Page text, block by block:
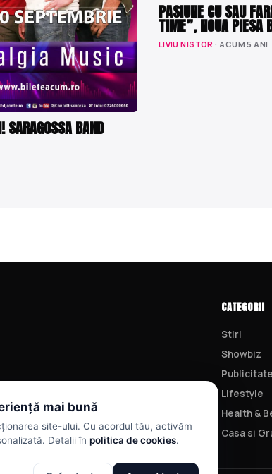
SARAGOSSA BAND
PASIUNE CU SAU
TIME”, NOUA PIESA
LIVIU NISTOR · ACUM 5 ANI
CATEGORII
Stiri
Showbiz
Publicitate
Lifestyle
Health &
Casa si
mai bună
site-ului. Cu acordul tău, activăm
Detalii în politica de cookies.